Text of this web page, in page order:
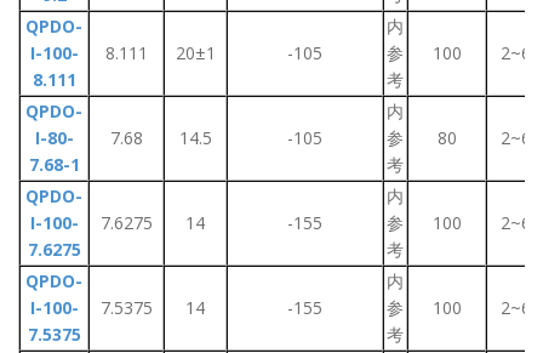
QPDO-
I-100-
8.111
8.111 20±1 -105
内
参
考
100 2~6
QPDO-
I-80-
7.68-1
7.68 14.5 -105
内
参
考
80 2~6
QPDO-
I-100-
7.6275
7.6275 14 -155
内
参
考
100 2~6
QPDO-
I-100-
7.5375
7.5375 14 -155
内
参
考
100 2~6